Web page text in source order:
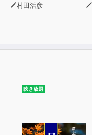
村田活彦
聴き放題